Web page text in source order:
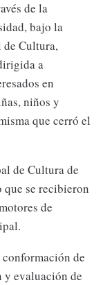
de la
bajo la
Cultura,
a
en
niños y
que cerró el
de Cultura de
que se recibieron
de
de
y evaluación de